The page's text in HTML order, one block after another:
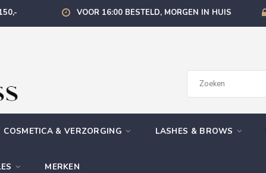
VOOR 16:00 BESTELD, MORGEN IN HUIS
COSMETICA & VERZORGING LASHES & BROWS
MERKEN